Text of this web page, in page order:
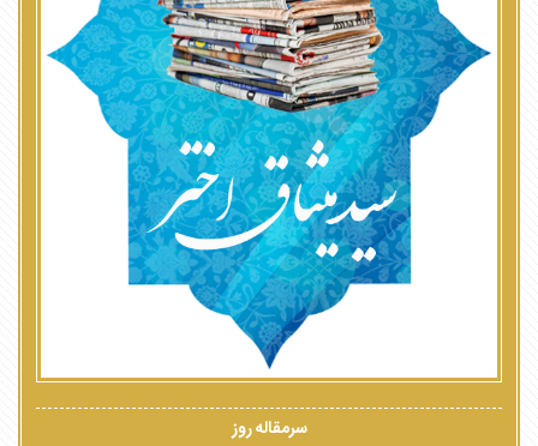
سرمقاله روز